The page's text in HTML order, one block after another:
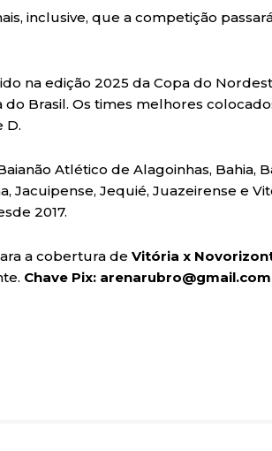
inclusive, que a competição
na edição 2025 da Copa do
Brasil. Os times melhores
D.
Atlético de Alagoinhas, Bahia,
Jacuipense, Jequié, Juazeirense e
2017.
a cobertura de Vitória x
Chave Pix: arenarubro@gmail.com